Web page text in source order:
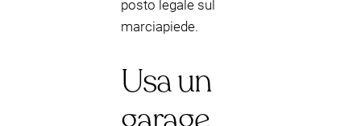
posto legale sul
marciapiede.
Usa un